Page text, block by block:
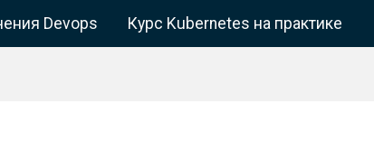
Devops Курс Kubernetes на практике